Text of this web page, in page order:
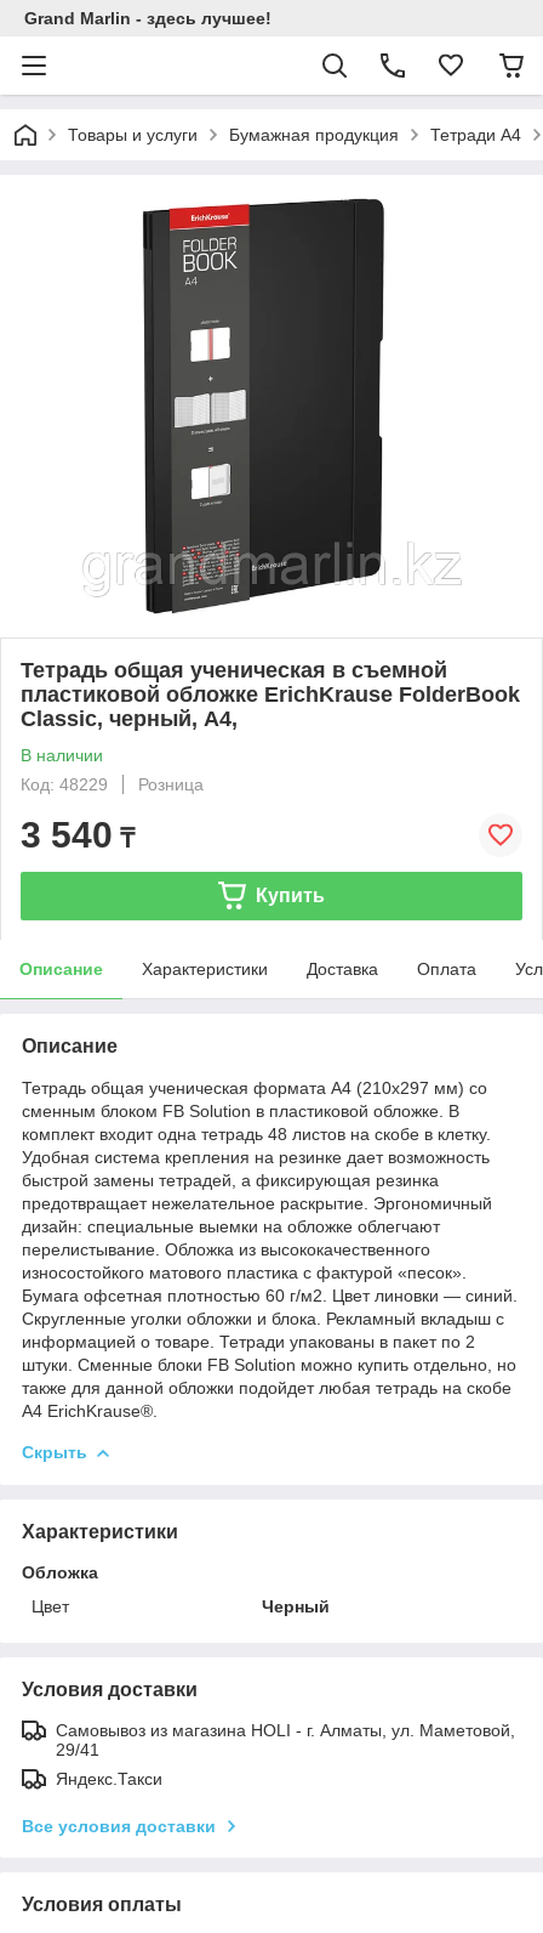
Grand Marlin - здесь лучшее!
Товары и услуги Бумажная продукция Тетради А4
Тетрадь общая ученическая в съемной
пластиковой обложке ErichKrause FolderBook
Classic, черный, А4,
В наличии
Код: 48229
Розница
3 540 ₸
Купить
Описание Характеристики Доставка Оплата
Описание
Тетрадь общая ученическая формата А4 (210x297 мм) со
сменным блоком FB Solution в пластиковой обложке. В
комплект входит одна тетрадь 48 листов на скобе в клетку.
Удобная система крепления на резинке дает возможность
быстрой замены тетрадей, а фиксирующая резинка
предотвращает нежелательное раскрытие. Эргономичный
дизайн: специальные выемки на обложке облегчают
перелистывание. Обложка из высококачественного
износостойкого матового пластика с фактурой «песок».
Бумага офсетная плотностью 60 г/м2. Цвет линовки — синий.
Скругленные уголки обложки и блока. Рекламный вкладыш с
информацией о товаре. Тетради упакованы в пакет по 2
штуки. Сменные блоки FB Solution можно купить отдельно, но
также для данной обложки подойдет любая тетрадь на скобе
А4 ErichKrause®.
Скрыть
Характеристики
Обложка
Цвет
Черный
Условия доставки
Самовывоз из магазина HOLI - г. Алматы, ул. Маметовой,
29/41
Яндекс.Такси
Все условия доставки
Условия оплаты